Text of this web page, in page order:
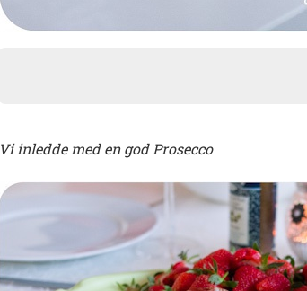
Vi inledde med en god Prosecco